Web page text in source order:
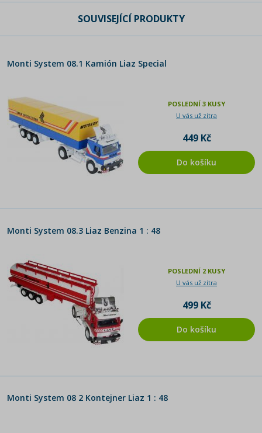
SOUVISEJÍCÍ PRODUKTY
Monti System 08.1 Kamión Liaz Special
POSLEDNÍ 3 KUSY
U vás už zítra
449 Kč
Do košíku
Monti System 08.3 Liaz Benzina 1 : 48
POSLEDNÍ 2 KUSY
U vás už zítra
499 Kč
Do košíku
Monti System 08 2 Kontejner Liaz 1 : 48